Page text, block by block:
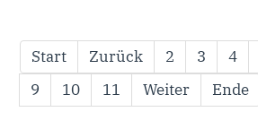
Start Zurück 2 3 4
9
10 11 Weiter Ende